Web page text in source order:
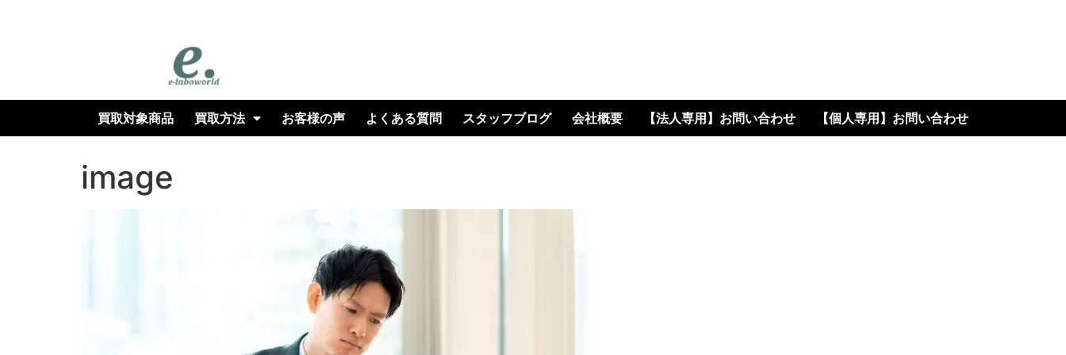
買取対象商品 買取方法 お客様の声 よくある質問 スタッフブログ 会社概要 【法人専用】お問い合わせ 【個人専用】お問い合わせ
image